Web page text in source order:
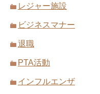
レジャー施設
ビジネスマナー
退職
PTA活動
インフルエンザ